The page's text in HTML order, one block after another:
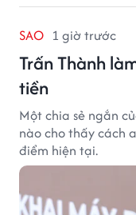
SAO 1 giờ trước
Trấn Thành
tiền
Một chia sẻ ngắn
nào cho thấy cách
điểm hiện tại.